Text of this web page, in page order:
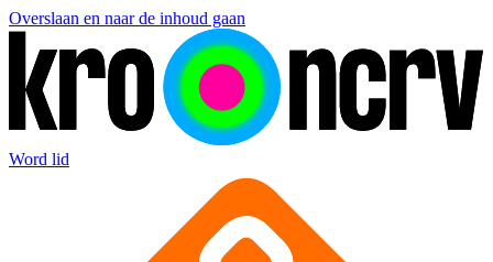
Overslaan en naar de inhoud gaan
Word lid